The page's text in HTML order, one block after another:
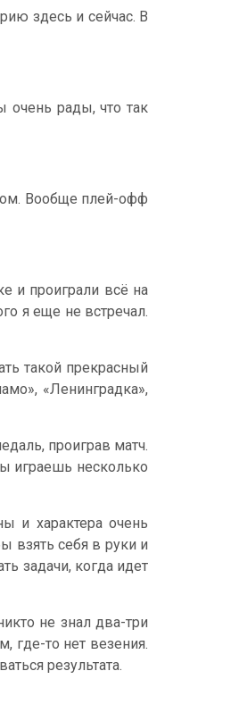
здесь и сейчас. В
очень рады, что так
Вообще плей-офф
и проиграли всё на
я еще не встречал.
такой прекрасный
«Ленинградка»,
проиграв матч.
играешь несколько
и характера очень
взять себя в руки и
задачи, когда идет
не знал два-три
где-то нет везения.
результата.